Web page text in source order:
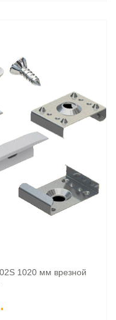
1020 мм врезной